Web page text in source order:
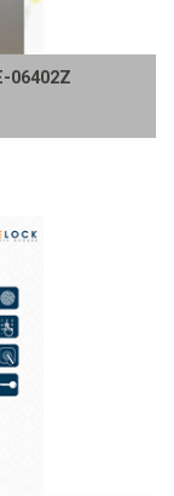
06402Z